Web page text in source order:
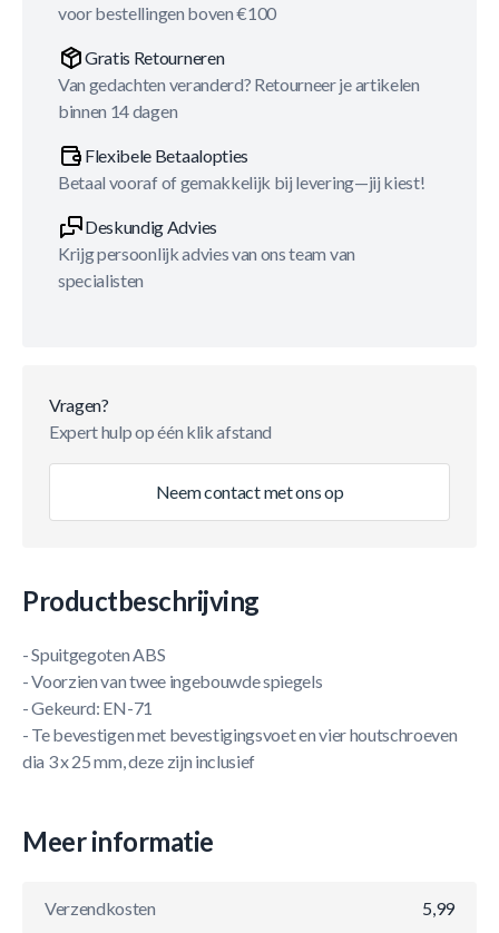
voor bestellingen boven €100
Gratis Retourneren
Van gedachten veranderd? Retourneer je artikelen
binnen 14 dagen
Flexibele Betaalopties
Betaal vooraf of gemakkelijk bij levering—jij kiest!
Deskundig Advies
Krijg persoonlijk advies van ons team van
specialisten
Vragen?
Expert hulp op één klik afstand
Neem contact met ons op
Productbeschrijving
- Spuitgegoten ABS
- Voorzien van twee ingebouwde spiegels
- Gekeurd: EN-71
- Te bevestigen met bevestigingsvoet en vier houtschroeven
dia 3 x 25 mm, deze zijn inclusief
Meer informatie
Verzendkosten 5,99